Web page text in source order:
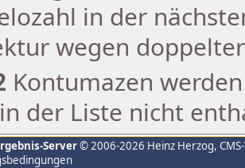
in der
wegen
Kontumazen
der Liste nicht
Server© 2006-2026 Heinz Herzog,